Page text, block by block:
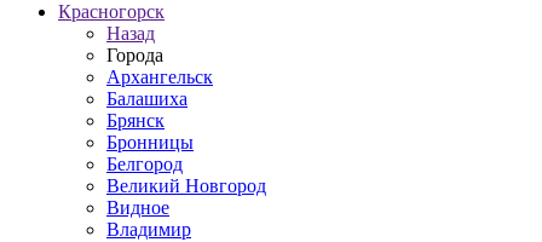
Красногорск
Назад
Города
Архангельск
Балашиха
Брянск
Бронницы
Белгород
Великий Новгород
Видное
Владимир